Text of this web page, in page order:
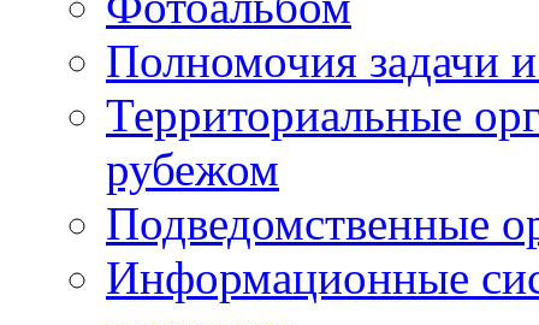
Полномочия задачи
Территориальные
рубежом
Подведомственные
Информационные